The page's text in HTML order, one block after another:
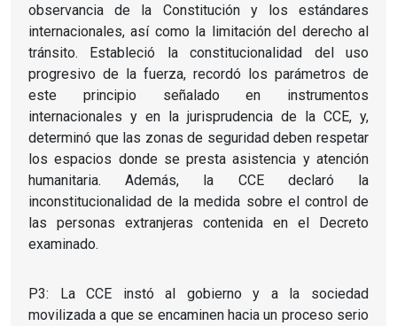
observancia de la Constitución y los estándares
internacionales, así como la limitación del derecho al
tránsito. Estableció la constitucionalidad del uso
progresivo de la fuerza, recordó los parámetros de
este principio señalado en instrumentos
internacionales y en la jurisprudencia de la CCE, y,
determinó que las zonas de seguridad deben respetar
los espacios donde se presta asistencia y atención
humanitaria. Además, la CCE declaró la
inconstitucionalidad de la medida sobre el control de
las personas extranjeras contenida en el Decreto
examinado.
P3: La CCE instó al gobierno y a la sociedad
movilizada a que se encaminen hacia un proceso serio